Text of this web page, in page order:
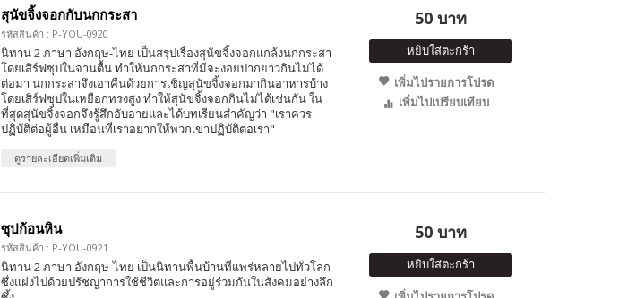
สุนัขจิ้งจอกกับนกกระสา
รหัสสินค้า : P-YOU-0920
นิทาน 2 ภาษา อังกฤษ-ไทย เป็นสรุปเรื่องสุนัขจิ้งจอกแกล้งนกกระสา
โดยเสิร์ฟซุปในจานตื้น ทำให้นกกระสาที่มีจะงอยปากยาวกินไม่ได้
ต่อมา นกกระสาจึงเอาคืนด้วยการเชิญสุนัขจิ้งจอกมากินอาหารบ้าง
โดยเสิร์ฟซุปในเหยือกทรงสูง ทำให้สุนัขจิ้งจอกกินไม่ได้เช่นกัน ใน
ที่สุดสุนัขจิ้งจอกจึงรู้สึกอับอายและได้บทเรียนสำคัญว่า "เราควร
ปฏิบัติต่อผู้อื่น เหมือนที่เราอยากให้พวกเขาปฏิบัติต่อเรา"
ดูรายละเอียดเพิ่มเติม
50 บาท
หยิบใส่ตะกร้า
เพิ่มไปรายการโปรด
เพิ่มไปเปรียบเทียบ
ซุปก้อนหิน
รหัสสินค้า : P-YOU-0921
นิทาน 2 ภาษา อังกฤษ-ไทย เป็นนิทานพื้นบ้านที่แพร่หลายไปทั่วโลก
ซึ่งแฝงไปด้วยปรัชญาการใช้ชีวิตและการอยู่ร่วมกันในสังคมอย่างลึก
50 บาท
หยิบใส่ตะกร้า